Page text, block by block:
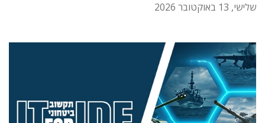
שלישי, 13 באוקטובר 2026